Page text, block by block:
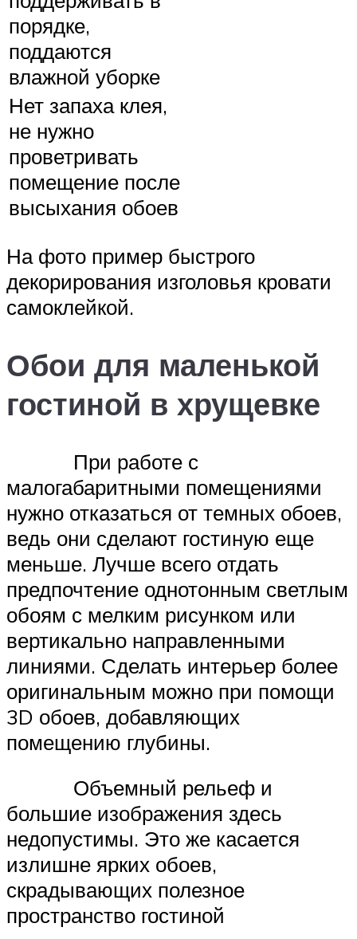
порядке,
поддаются
влажной уборке
Нет запаха клея,
не нужно
проветривать
помещение после
высыхания обоев
На фото пример быстрого
декорирования изголовья кровати
самоклейкой.
Обои для маленькой
гостиной в хрущевке
При работе с
малогабаритными помещениями
нужно отказаться от темных обоев,
ведь они сделают гостиную еще
меньше. Лучше всего отдать
предпочтение однотонным светлым
обоям с мелким рисунком или
вертикально направленными
линиями. Сделать интерьер более
оригинальным можно при помощи
3D обоев, добавляющих
помещению глубины.
Объемный рельеф и
большие изображения здесь
недопустимы. Это же касается
излишне ярких обоев,
скрадывающих полезное
пространство гостиной